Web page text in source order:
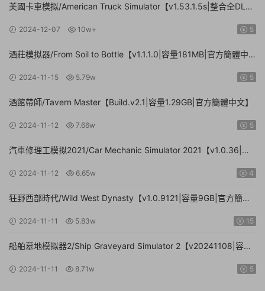
美國卡車模拟/American Truck Simulator【v1.53.1.5s|整合全DLC|
2024-12-07 10w+ 5
酒莊模拟器/From Soil to Bottle【v1.1.1.0|容量181MB|官方簡體中
2024-11-15 5.79w 5
酒館帶師/Tavern Master【Build.v2.1|容量1.29GB|官方簡體中文】
2024-11-12 7.66w 5
汽車修理工模拟2021/Car Mechanic Simulator 2021【v1.0.36|集
2024-11-12 6.65w 4
狂野西部時代/Wild West Dynasty【v1.0.9121|容量9GB|官方簡體
2024-11-11 5.83w 15
船舶墓地模拟器2/Ship Graveyard Simulator 2【v20241108|容量
2024-11-11 8.71w 5